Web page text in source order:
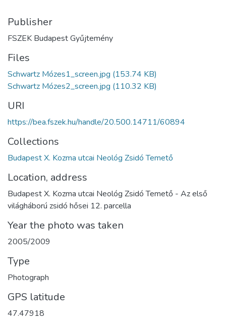
Publisher
FSZEK Budapest Gyűjtemény
Files
Schwartz Mózes1_screen.jpg (153.74 KB)
Schwartz Mózes2_screen.jpg (110.32 KB)
URI
https://bea.fszek.hu/handle/20.500.14711/60894
Collections
Budapest X. Kozma utcai Neológ Zsidó Temető
Location, address
Budapest X. Kozma utcai Neológ Zsidó Temető - Az első
világháború zsidó hősei 12. parcella
Year the photo was taken
2005/2009
Type
Photograph
GPS latitude
47.47918